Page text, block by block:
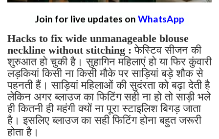
Join for live updates on WhatsApp
Hacks to fix wide unmanageable blouse
neckline without stitching :फेस्टिव सीजन की
शुरुआत हो चुकी है। सुहागिन महिलाएं हो या फिर कुंवारी
लड़कियां किसी ना किसी मौके पर साड़ियां बड़े शौक से
पहनती हैं। साड़ियां महिलाओं की सुदंरता को बढ़ा देती है
लेकिन अगर ब्लाउज का फिटिंग सही ना हो तो साड़ी भले
ही कितनी ही महंगी क्यों ना पूरा स्टाइलिश बिगड़ जाता
है। इसलिए ब्लाउज का सही फिटिंग होना बहुत जरूरी
होता है।